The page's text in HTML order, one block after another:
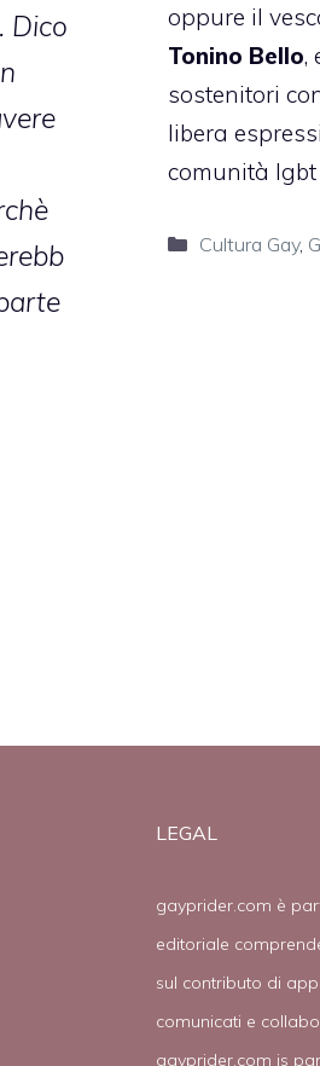
Dico
oppure il
Tonino Bello,
sostenitori
libera
comunità
Categorie
Cultura Gay,
LEGAL
gayprider.com è
editoriale
sul contributo di
comunicati e
gayprider.com is